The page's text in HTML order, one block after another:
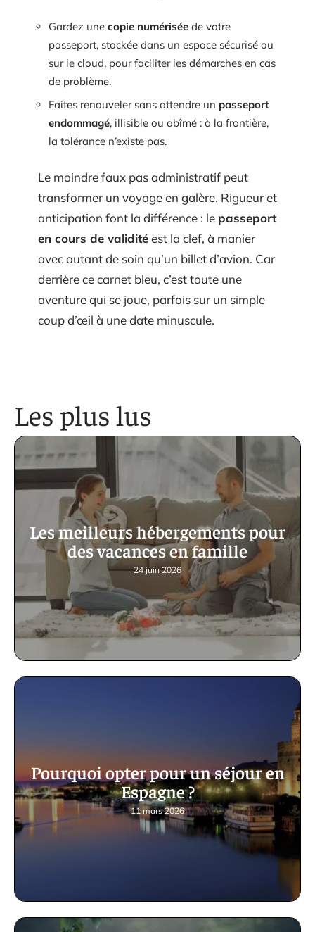
Gardez une copie numérisée de votre
passeport, stockée dans un espace sécurisé ou
sur le cloud, pour faciliter les démarches en cas
de problème.
Faites renouveler sans attendre un passeport
endommagé, illisible ou abîmé : à la frontière,
la tolérance n’existe pas.
Le moindre faux pas administratif peut
transformer un voyage en galère. Rigueur et
anticipation font la différence : le passeport
en cours de validitéest la clef, à manier
avec autant de soin qu’un billet d’avion. Car
derrière ce carnet bleu, c’est toute une
aventure qui se joue, parfois sur un simple
coup d’œil à une date minuscule.
Les plus lus
Les meilleurs hébergements pour
des vacances en famille
24 juin 2026
Pourquoi opter pour un séjour en
Espagne ?
11 mars 2026